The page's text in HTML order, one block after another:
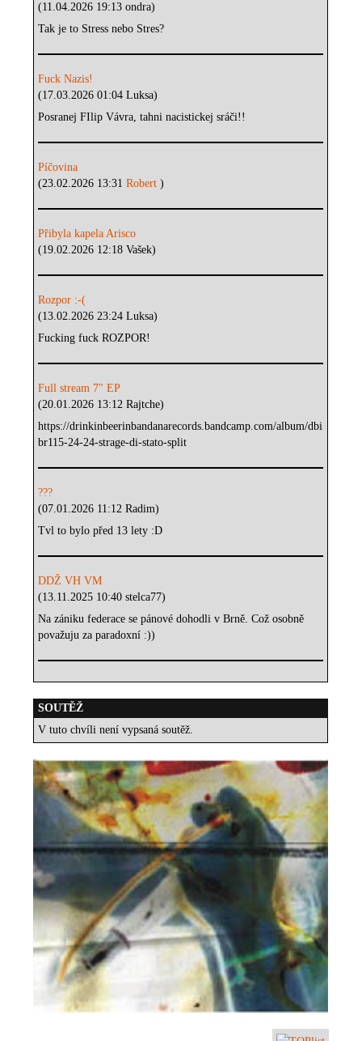
(11.04.2026 19:13 ondra)
Tak je to Stress nebo Stres?
Fuck Nazis!
(17.03.2026 01:04 Luksa)
Posranej FIlip Vávra, tahni nacistickej sráči!!
Píčovina
(23.02.2026 13:31Robert)
Přibyla kapela Arisco
(19.02.2026 12:18 Vašek)
Rozpor :-(
(13.02.2026 23:24 Luksa)
Fucking fuck ROZPOR!
Full stream 7" EP
(20.01.2026 13:12 Rajtche)
https://drinkinbeerinbandanarecords.bandcamp.com/album/dbi
br115-24-24-strage-di-stato-split
???
(07.01.2026 11:12 Radim)
Tvl to bylo před 13 lety :D
DDŽ VH VM
(13.11.2025 10:40 stelca77)
Na zániku federace se pánové dohodli v Brně. Což osobně
považuju za paradoxní :))
SOUTĚŽ
V tuto chvíli není vypsaná soutěž.